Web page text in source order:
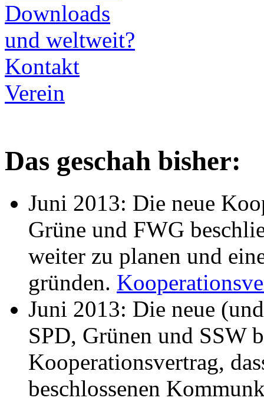
Downloads
und weltweit?
Kontakt
Verein
Das geschah bisher:
Juni 2013: Die neue
Grüne und FWG
weiter zu planen und
gründen.
Juni 2013: Die neue
SPD, Grünen und SSW
Kooperationsvertrag,
beschlossenen